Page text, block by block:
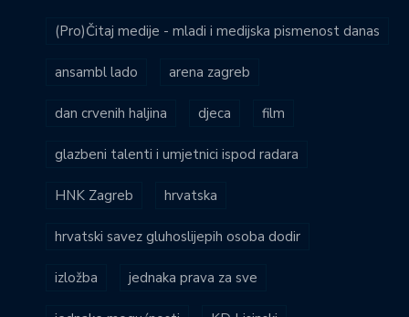
(Pro)Čitaj medije - mladi i medijska pismenost danas
ansambl lado arena zagreb
dan crvenih haljina djeca film
glazbeni talenti i umjetnici ispod radara
HNK Zagreb hrvatska
hrvatski savez gluhoslijepih osoba dodir
izložba jednaka prava za sve